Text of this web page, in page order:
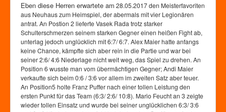
Eben diese Herren erwartete am 28.05.2017 den Meisterfavoriten
aus Neuhaus zum Heimspiel, der abermals mit vier Legionären
antrat. An Postion 2 lieferte Vasek Rada trotz starker
Schulterschmerzen seinem starken Gegner einen heißen Fight ab,
unterlag jedoch unglücklich mit 6:7/ 6:7. Alex Maier hatte anfangs
keine Chance, kämpfte sich aber rein in die Partie und war bei
seiner 2:6/ 4:6 Niederlage nicht weit weg, das Spiel zu drehen. An
Position 6 wusste man vom übermächtigen Gegner; Andi Maier
verkaufte sich beim 0:6 / 3:6 vor allem im zweiten Satz aber teuer.
An Position5 holte Franz Puffer nach einer tollen Leistung den
ersten Punkt für das Team (6:3/ 2:6/ 10:8). Mario Feucht an 3 zeigte
wieder tollen Einsatz und wurde bei seiner unglücklichen 6:3/ 3:6